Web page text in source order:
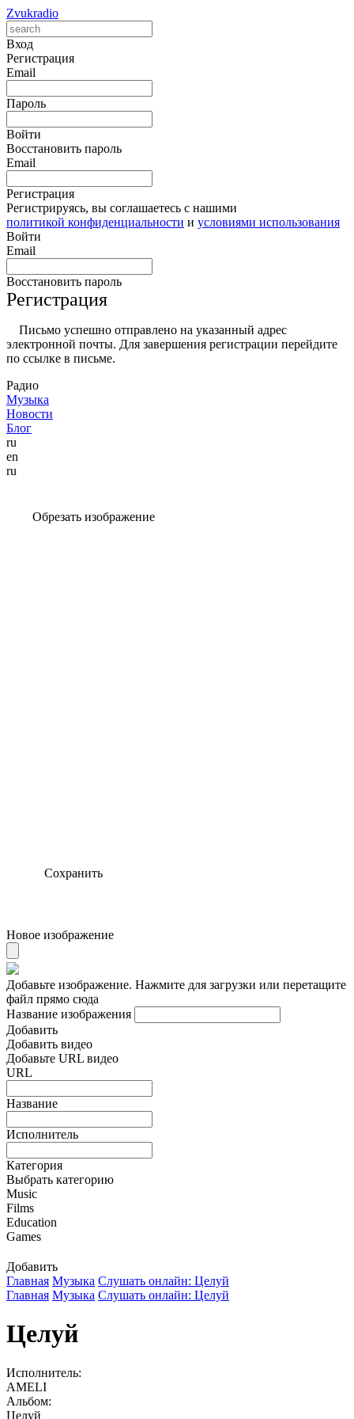
Zvukradio
Вход
Регистрация
Email
Пароль
Войти
Восстановить пароль
Email
Регистрация
Регистрируясь, вы соглашаетесь с нашими
политикой конфиденциальности и условиями использования
Войти
Email
Восстановить пароль
Регистрация
Письмо успешно отправлено на указанный адрес
электронной почты. Для завершения регистрации перейдите
по ссылке в письме.
Радио
Музыка
Новости
Блог
ru
en
ru
Обрезать изображение
Сохранить
Новое изображение
Добавьте изображение. Нажмите для загрузки или перетащите
файл прямо сюда
Название изображения
Добавить
Добавить видео
Добавьте URL видео
URL
Название
Исполнитель
Категория
Выбрать категорию
Music
Films
Education
Games
Добавить
Главная Музыка Слушать онлайн: Целуй
Главная Музыка Слушать онлайн: Целуй
Целуй
Исполнитель:
AMELI
Альбом:
Целуй